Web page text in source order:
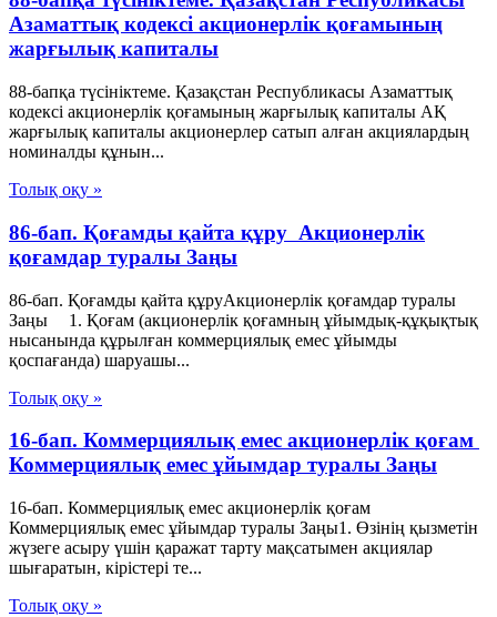
Азаматтық кодексі акционерлік қоғамының
жарғылық капиталы
88-бапқа түсініктеме. Қазақстан Республикасы Азаматтық
кодексі акционерлік қоғамының жарғылық капиталы АҚ
жарғылық капиталы акционерлер сатып алған акциялардың
номиналды құнын...
Толық оқу »
86-бап. Қоғамды қайта құру Акционерлік
қоғамдар туралы Заңы
86-бап. Қоғамды қайта құруАкционерлік қоғамдар туралы
Заңы 1. Қоғам (акционерлiк қоғамның ұйымдық-құқықтық
нысанында құрылған коммерциялық емес ұйымды
қоспағанда) шаруашы...
Толық оқу »
16-бап. Коммерциялық емес акционерлiк қоғам
Коммерциялық емес ұйымдар туралы Заңы
16-бап. Коммерциялық емес акционерлiк қоғам
Коммерциялық емес ұйымдар туралы Заңы1. Өзiнiң қызметiн
жүзеге асыру үшiн қаражат тарту мақсатымен акциялар
шығаратын, кiрiстерi те...
Толық оқу »